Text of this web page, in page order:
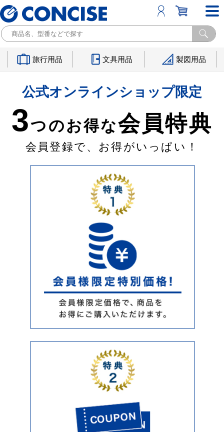
旅行用品 文具用品 製図用品
公式オンラインショップ限定
3つのお得な会員特典
会員登録で、お得がいっぱい！